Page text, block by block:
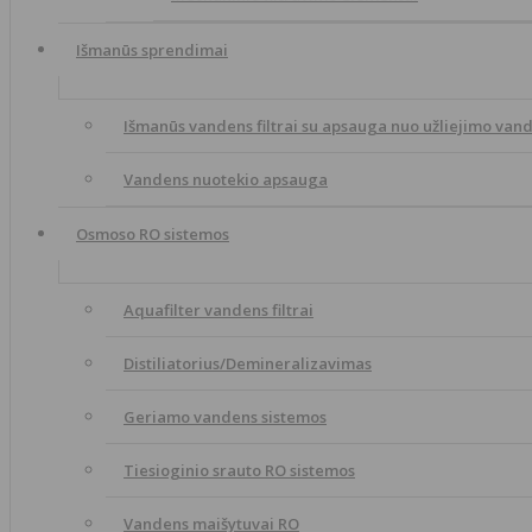
Išmanūs sprendimai
Išmanūs vandens filtrai su apsauga nuo užliejimo
Vandens nuotekio apsauga
Osmoso RO sistemos
Aquafilter vandens filtrai
Distiliatorius/Demineralizavimas
Geriamo vandens sistemos
Tiesioginio srauto RO sistemos
Vandens maišytuvai RO